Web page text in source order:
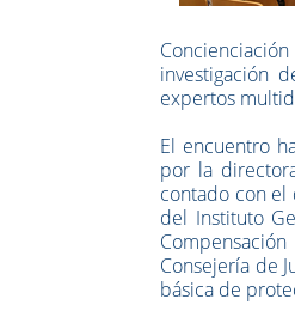
investigación
expertos
El encuentro
por la
contado con el
del Instituto
Consejería de
básica de